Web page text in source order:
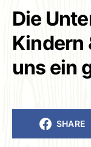
Die
Kindern
uns ein
SHARE